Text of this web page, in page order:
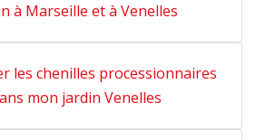
à Marseille et à Venelles
les chenilles processionnaires
mon jardin Venelles